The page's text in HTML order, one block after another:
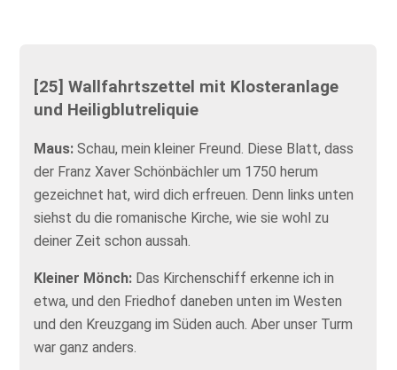
[25] Wallfahrtszettel mit Klosteranlage
und Heiligblutreliquie
Maus:Schau, mein kleiner Freund. Diese Blatt, dass
der Franz Xaver Schönbächler um 1750 herum
gezeichnet hat, wird dich erfreuen. Denn links unten
siehst du die romanische Kirche, wie sie wohl zu
deiner Zeit schon aussah.
Kleiner Mönch: Das Kirchenschiff erkenne ich in
etwa, und den Friedhof daneben unten im Westen
und den Kreuzgang im Süden auch. Aber unser Turm
war ganz anders.